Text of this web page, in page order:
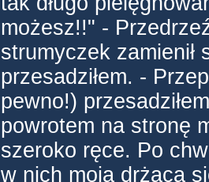
możesz!!" -
strumyczek
przesadziłem. -
pewno!)
powrotem na stronę
szeroko ręce. Po
w nich moją drżącą